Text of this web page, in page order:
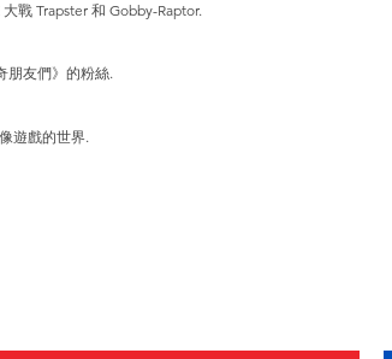
戰 Trapster 和 Gobby-Raptor.
朋友們》的粉絲.
遊戲的世界.